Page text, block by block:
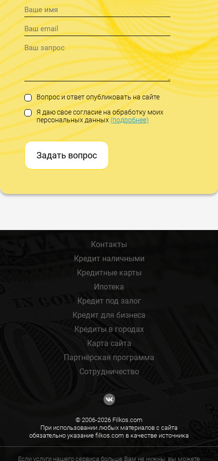
Вопрос и ответ опубликовать на сайте
Я даю свое согласие на обработку моих
персональных данных(подробнее)
Задать вопрос
Контакты
Кредит наличными
Кредитные карты
Ипотека
Кредит под залог
Кредит для бизнеса
Кредиты в городах
Карта сайта
Партнёрская программа
Сотрудничество
© 2006-2026 Filkos.com
При использовании любых материалов с сайта
обязательно указание filkos.com в качестве источника
Если услуги нашего сервиса больше Вам не нужны, вы можете